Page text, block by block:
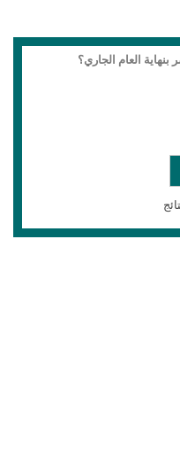
العام الجاري؟